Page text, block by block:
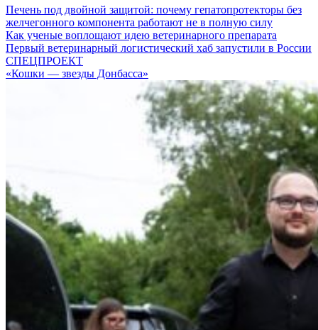
Печень под двойной защитой: почему гепатопротекторы без
желчегонного компонента работают не в полную силу
Как ученые воплощают идею ветеринарного препарата
Первый ветеринарный логистический хаб запустили в России
СПЕЦПРОЕКТ
«Кошки — звезды Донбасса»